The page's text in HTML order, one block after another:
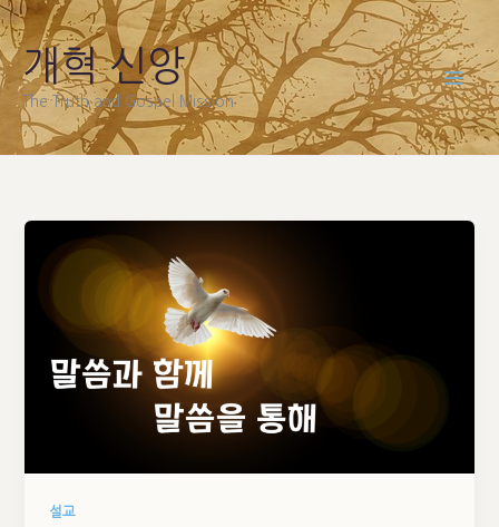
Skip
to
content
개혁 신앙
The Truth and Gospel Mission
설교